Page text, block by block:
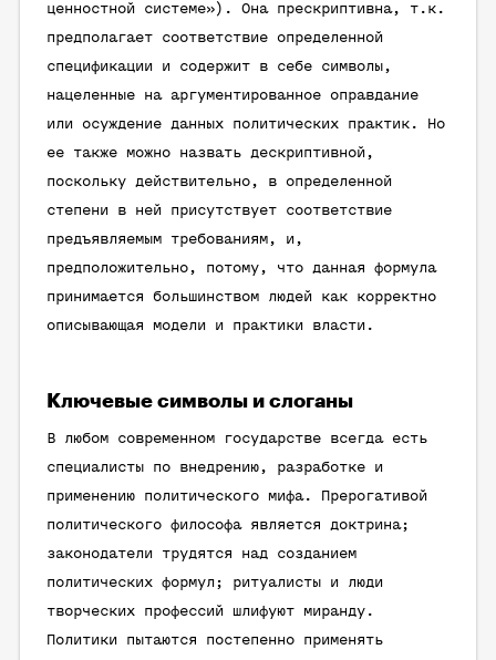
ценностной системе»). Она прескриптивна, т.к.
предполагает соответствие определенной
спецификации и содержит в себе символы,
нацеленные на аргументированное оправдание
или осуждение данных политических практик. Но
ее также можно назвать дескриптивной,
поскольку действительно, в определенной
степени в ней присутствует соответствие
предъявляемым требованиям, и,
предположительно, потому, что данная формула
принимается большинством людей как корректно
описывающая модели и практики власти.
Ключевые символы и слоганы
В любом современном государстве всегда есть
специалисты по внедрению, разработке и
применению политического мифа. Прерогативой
политического философа является доктрина;
законодатели трудятся над созданием
политических формул; ритуалисты и люди
творческих профессий шлифуют миранду.
Политики пытаются постепенно применять